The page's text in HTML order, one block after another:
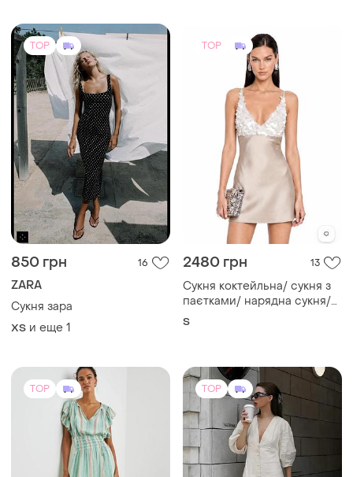
850 грн 16
ZARA
Сукня зара
ХS и еще 1
2480 грн
Сукня коктейльна/ сукня з
паєтками/ нарядна сукня/
міні сукня
TOP